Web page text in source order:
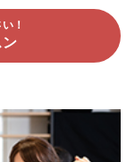
！
ン